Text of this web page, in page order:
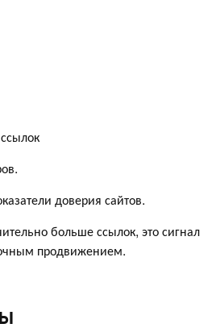
доверия сайтов.
больше ссылок, это сигнал
продвижением.